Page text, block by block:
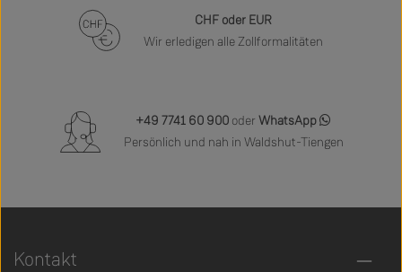
CHF oder EUR
Wir erledigen alle Zollformalitäten
+49 7741 60 900 oder WhatsApp
Persönlich und nah in Waldshut-Tiengen
Kontakt